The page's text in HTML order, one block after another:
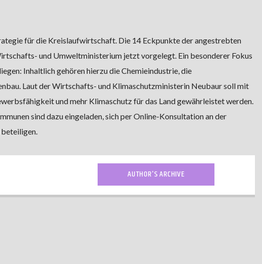
für die Kreislaufwirtschaft. Die 14 Eckpunkte der angestrebten
und Umweltministerium jetzt vorgelegt. Ein besonderer Fokus
Inhaltlich gehören hierzu die Chemieindustrie, die
Laut der Wirtschafts- und Klimaschutzministerin Neubaur soll mit
und mehr Klimaschutz für das Land gewährleistet werden.
sind dazu eingeladen, sich per Online-Konsultation an der
AUTHOR'S ARCHIVE